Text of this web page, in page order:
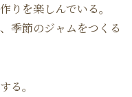
りを楽しんでいる。
季節のジャムをつくる
る。